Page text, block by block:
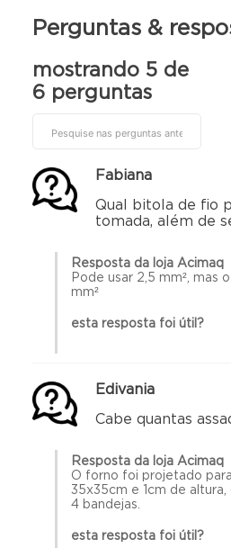
Perguntas &
mostrando 5 de
6 perguntas
Fabiana
Qual bitola de fio
tomada, além de
Resposta da loja Acimaq
Pode usar 2,5 mm², mas
mm²
esta resposta foi útil?
Edivania
Cabe quantas
Resposta da loja Acimaq
O forno foi projetado
35x35cm e 1cm de
4 bandejas.
esta resposta foi útil?